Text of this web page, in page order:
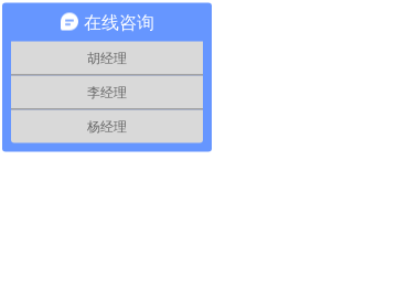
在线咨询
胡经理
李经理
杨经理